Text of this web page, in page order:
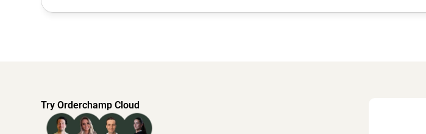
Try Orderchamp Cloud